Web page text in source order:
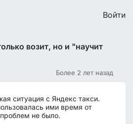
Войти
возит, но и "научит
Более 2 лет назад
ситуация с Яндекс такси.
ими время от
не было.